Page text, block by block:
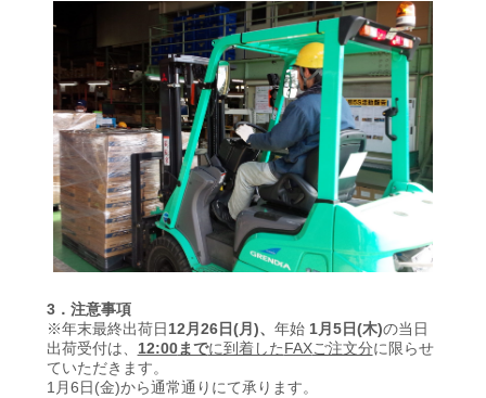
3．注意事項
※年末最終出荷日12 月 26日(月 )、 年始 1月 5日(木)の当日
出荷受付は、 12:00までに到着したFAXご注文分に限らせ
ていただきます。
1 月6日(金)から通常通りにて承ります。